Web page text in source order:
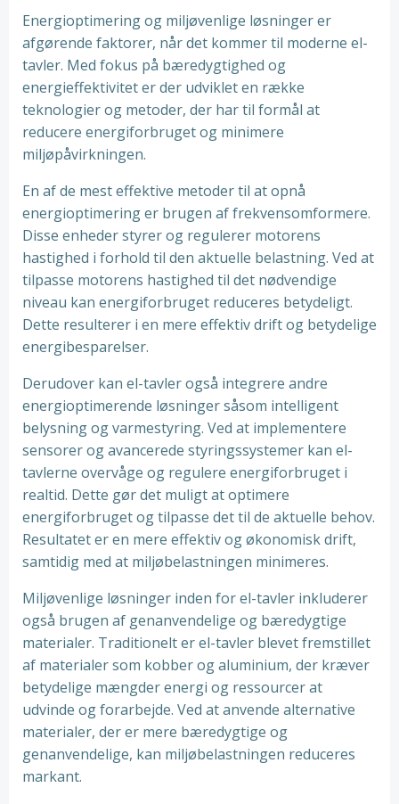
Energioptimering og miljøvenlige løsninger er
afgørende faktorer, når det kommer til moderne el-
tavler. Med fokus på bæredygtighed og
energieffektivitet er der udviklet en række
teknologier og metoder, der har til formål at
reducere energiforbruget og minimere
miljøpåvirkningen.
En af de mest effektive metoder til at opnå
energioptimering er brugen af frekvensomformere.
Disse enheder styrer og regulerer motorens
hastighed i forhold til den aktuelle belastning. Ved at
tilpasse motorens hastighed til det nødvendige
niveau kan energiforbruget reduceres betydeligt.
Dette resulterer i en mere effektiv drift og betydelige
energibesparelser.
Derudover kan el-tavler også integrere andre
energioptimerende løsninger såsom intelligent
belysning og varmestyring. Ved at implementere
sensorer og avancerede styringssystemer kan el-
tavlerne overvåge og regulere energiforbruget i
realtid. Dette gør det muligt at optimere
energiforbruget og tilpasse det til de aktuelle behov.
Resultatet er en mere effektiv og økonomisk drift,
samtidig med at miljøbelastningen minimeres.
Miljøvenlige løsninger inden for el-tavler inkluderer
også brugen af genanvendelige og bæredygtige
materialer. Traditionelt er el-tavler blevet fremstillet
af materialer som kobber og aluminium, der kræver
betydelige mængder energi og ressourcer at
udvinde og forarbejde. Ved at anvende alternative
materialer, der er mere bæredygtige og
genanvendelige, kan miljøbelastningen reduceres
markant.